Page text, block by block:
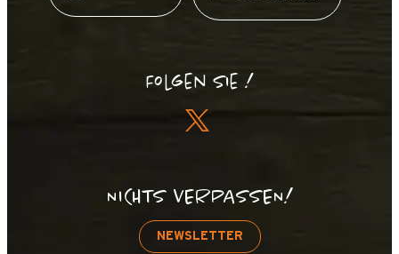
Folgen Sie !
NICHTS VERPASSEN!
NEWSLETTER